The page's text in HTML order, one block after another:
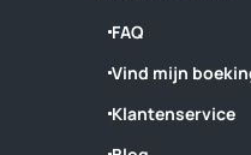
FAQ
Vind mijn
Klantenservice